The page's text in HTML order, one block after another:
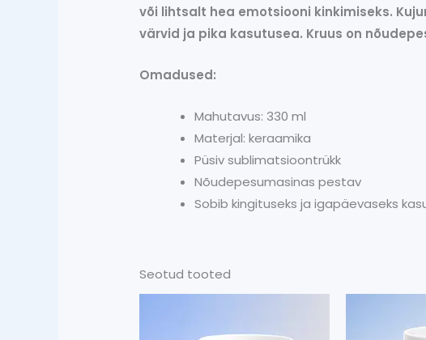
või lihtsalt hea emotsiooni kinkimiseks.
värvid ja pika kasutusea. Kruus on
Omadused:
Mahutavus: 330 ml
Materjal: keraamika
Püsiv sublimatsioontrükk
Nõudepesumasinas pestav
Sobib kingituseks ja igapäevaseks
Seotud tooted